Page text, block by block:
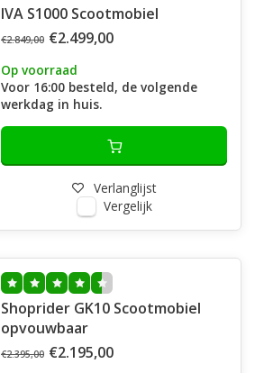
IVA S1000 Scootmobiel
€2.849,00 €2.499,00
Op voorraad
Voor 16:00 besteld, de volgende
werkdag in huis.
Verlanglijst
Vergelijk
Shoprider GK10 Scootmobiel
opvouwbaar
€2.395,00 €2.195,00